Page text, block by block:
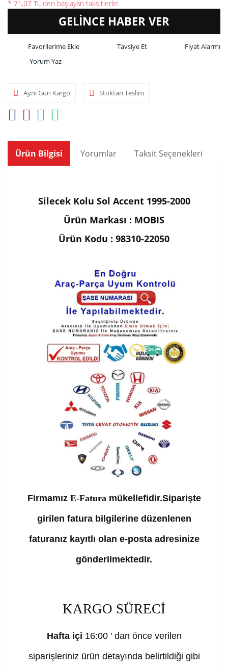
* 71,07 TL den başlayan taksitlerle!
GELİNCE HABER VER
Tavsiye Et
Fiyat Alarmı
Yorum Yaz
Aynı Gün Kargo Stoktan Teslim
Ürün Bilgisi Yorumlar Taksit Seçenekleri
SilecekKolu Sol Accent 1995-2000
Ürün Markası : MOBIS
Ürün Kodu : 98310-22050
Firmamız E-Fatura mükellefidir.Siparişte
girilen fatura bilgilerine düzenlenen
faturanız kayıtlı olan e-posta adresinize
gönderilmektedir.
KARGO SÜRECİ
Hafta içi 16:00 ' dan önce verilen
siparişleriniz ürün detayında belirtildiği gibi